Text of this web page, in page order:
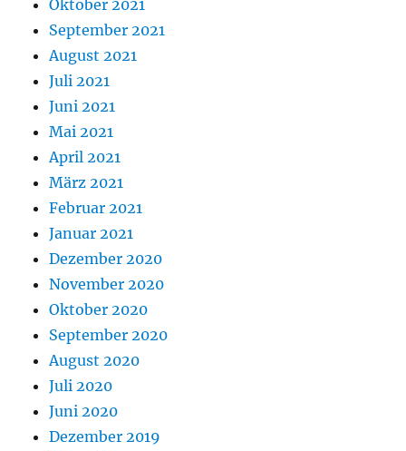
Oktober 2021
September 2021
August 2021
Juli 2021
Juni 2021
Mai 2021
April 2021
März 2021
Februar 2021
Januar 2021
Dezember 2020
November 2020
Oktober 2020
September 2020
August 2020
Juli 2020
Juni 2020
Dezember 2019